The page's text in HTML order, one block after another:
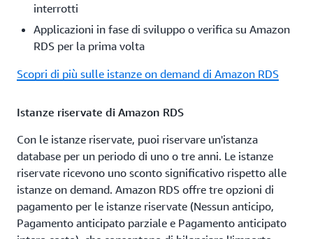
interrotti
Applicazioni in fase di sviluppo o verifica su Amazon
RDS per la prima volta
Scopri di più sulle istanze on demand di Amazon RDS
Istanze riservate di Amazon RDS
Con le istanze riservate, puoi riservare un'istanza
database per un periodo di uno o tre anni. Le istanze
riservate ricevono uno sconto significativo rispetto alle
istanze on demand. Amazon RDS offre tre opzioni di
pagamento per le istanze riservate (Nessun anticipo,
Pagamento anticipato parziale e Pagamento anticipato